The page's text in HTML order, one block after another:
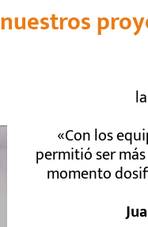
nuestros
«Con los
permitió ser
momento